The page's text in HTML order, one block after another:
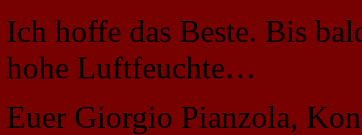
Ich hoffe das Beste. Bis
hohe Luftfeuchte…
Euer Giorgio Pianzola,